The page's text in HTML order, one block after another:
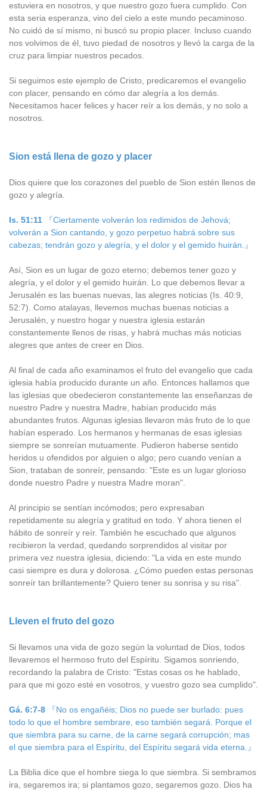
estuviera en nosotros, y que nuestro gozo fuera cumplido. Con
esta seria esperanza, vino del cielo a este mundo pecaminoso.
No cuidó de sí mismo, ni buscó su propio placer. Incluso cuando
nos volvimos de él, tuvo piedad de nosotros y llevó la carga de la
cruz para limpiar nuestros pecados.
Si seguimos este ejemplo de Cristo, predicaremos el evangelio
con placer, pensando en cómo dar alegría a los demás.
Necesitamos hacer felices y hacer reír a los demás, y no solo a
nosotros.
Sion está llena de gozo y placer
Dios quiere que los corazones del pueblo de Sion estén llenos de
gozo y alegría.
Is. 51:11
『Ciertamente volverán los redimidos de Jehová;
volverán a Sion cantando, y gozo perpetuo habrá sobre sus
cabezas; tendrán gozo y alegría, y el dolor y el gemido huirán.』
Así, Sion es un lugar de gozo eterno; debemos tener gozo y
alegría, y el dolor y el gemido huirán. Lo que debemos llevar a
Jerusalén es las buenas nuevas, las alegres noticias (Is. 40:9,
52:7). Como atalayas, llevemos muchas buenas noticias a
Jerusalén, y nuestro hogar y nuestra iglesia estarán
constantemente llenos de risas, y habrá muchas más noticias
alegres que antes de creer en Dios.
Al final de cada año examinamos el fruto del evangelio que cada
iglesia había producido durante un año. Entonces hallamos que
las iglesias que obedecieron constantemente las enseñanzas de
nuestro Padre y nuestra Madre, habían producido más
abundantes frutos. Algunas iglesias llevaron más fruto de lo que
habían esperado. Los hermanos y hermanas de esas iglesias
siempre se sonreían mutuamente. Pudieron haberse sentido
heridos u ofendidos por alguien o algo; pero cuando venían a
Sion, trataban de sonreír, pensando: "Este es un lugar glorioso
donde nuestro Padre y nuestra Madre moran".
Al principio se sentían incómodos; pero expresaban
repetidamente su alegría y gratitud en todo. Y ahora tienen el
hábito de sonreír y reír. También he escuchado que algunos
recibieron la verdad, quedando sorprendidos al visitar por
primera vez nuestra iglesia, diciendo: "La vida en este mundo
casi siempre es dura y dolorosa. ¿Cómo pueden estas personas
sonreír tan brillantemente? Quiero tener su sonrisa y su risa".
Lleven el fruto del gozo
Si llevamos una vida de gozo según la voluntad de Dios, todos
llevaremos el hermoso fruto del Espíritu. Sigamos sonriendo,
recordando la palabra de Cristo: "Estas cosas os he hablado,
para que mi gozo esté en vosotros, y vuestro gozo sea cumplido".
Gá. 6:7-8
『No os engañéis; Dios no puede ser burlado: pues
todo lo que el hombre sembrare, eso también segará. Porque el
que siembra para su carne, de la carne segará corrupción; mas
el que siembra para el Espíritu, del Espíritu segará vida eterna.』
La Biblia dice que el hombre siega lo que siembra. Si sembramos
ira, segaremos ira; si plantamos gozo, segaremos gozo. Dios ha